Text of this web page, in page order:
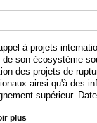
à projets
de son écosystème
des projets de
ainsi qu'à des
supérieur.
plus